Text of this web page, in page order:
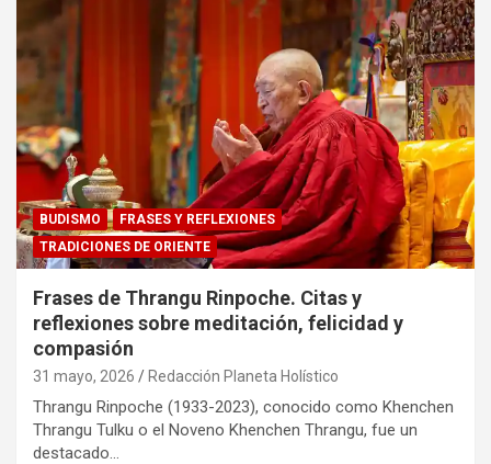
BUDISMO
FRASES Y REFLEXIONES
TRADICIONES DE ORIENTE
Frases de Thrangu Rinpoche. Citas y
reflexiones sobre meditación, felicidad y
compasión
31 mayo, 2026 Redacción Planeta Holístico
Thrangu Rinpoche (1933-2023), conocido como Khenchen
Thrangu Tulku o el Noveno Khenchen Thrangu, fue un
destacado…